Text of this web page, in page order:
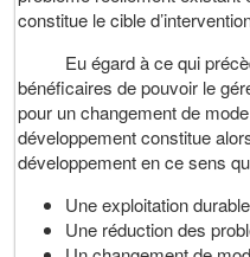
constitue le cible
Eu égard à ce qui
bénéficaires de pouvoir le
pour un changement de
développement constitue
développement en ce sens
Une exploitation
Une réduction des